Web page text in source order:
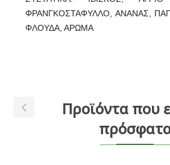
ΦΡΑΝΓΚΟΣΤΑΦΥΛΛΟ, ΑΝΑΝΑΣ,
ΦΛΟΥΔΑ, ΑΡΩΜΑ
Προϊόντα που